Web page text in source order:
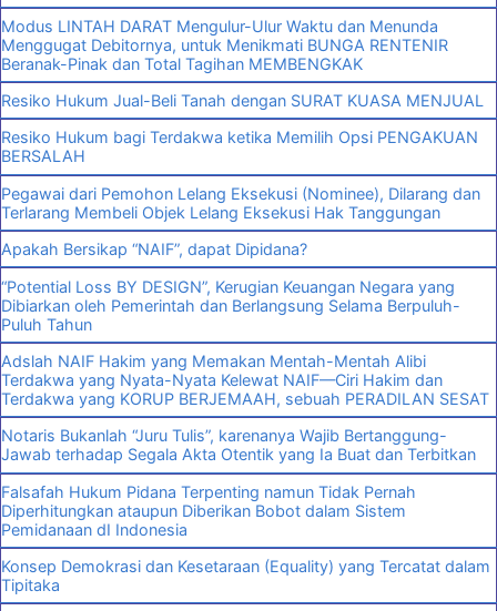
Modus LINTAH DARAT Mengulur-Ulur Waktu dan Menunda
Menggugat Debitornya, untuk Menikmati BUNGA RENTENIR
Beranak-Pinak dan Total Tagihan MEMBENGKAK
Resiko Hukum Jual-Beli Tanah dengan SURAT KUASA MENJUAL
Resiko Hukum bagi Terdakwa ketika Memilih Opsi PENGAKUAN
BERSALAH
Pegawai dari Pemohon Lelang Eksekusi (Nominee), Dilarang dan
Terlarang Membeli Objek Lelang Eksekusi Hak Tanggungan
Apakah Bersikap “NAIF”, dapat Dipidana?
“Potential Loss BY DESIGN”, Kerugian Keuangan Negara yang
Dibiarkan oleh Pemerintah dan Berlangsung Selama Berpuluh-
Puluh Tahun
Adslah NAIF Hakim yang Memakan Mentah-Mentah Alibi
Terdakwa yang Nyata-Nyata Kelewat NAIF—Ciri Hakim dan
Terdakwa yang KORUP BERJEMAAH, sebuah PERADILAN SESAT
Notaris Bukanlah “Juru Tulis”, karenanya Wajib Bertanggung-
Jawab terhadap Segala Akta Otentik yang Ia Buat dan Terbitkan
Falsafah Hukum Pidana Terpenting namun Tidak Pernah
Diperhitungkan ataupun Diberikan Bobot dalam Sistem
Pemidanaan dI Indonesia
Konsep Demokrasi dan Kesetaraan (Equality) yang Tercatat dalam
Tipitaka